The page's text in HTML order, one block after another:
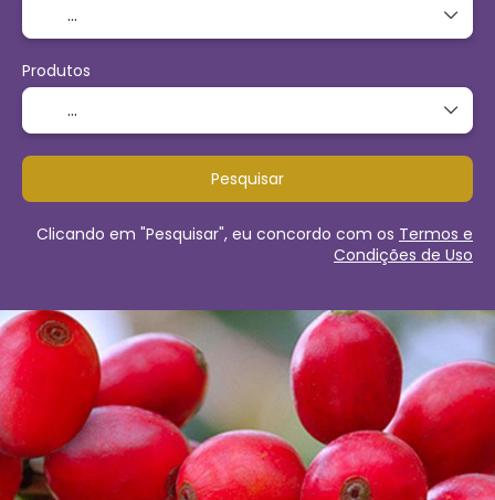
Produtos
Pesquisar
Clicando em "Pesquisar", eu concordo com os Termos e
Condições de Uso